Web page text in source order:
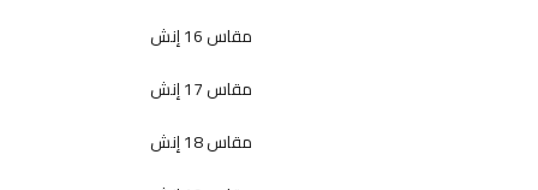
مقاس 16 إنش
مقاس 17 إنش
مقاس 18 إنش